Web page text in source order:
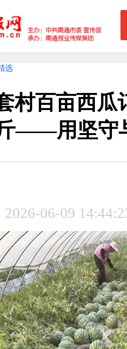
选
村百亩西瓜
——用坚守
06-09